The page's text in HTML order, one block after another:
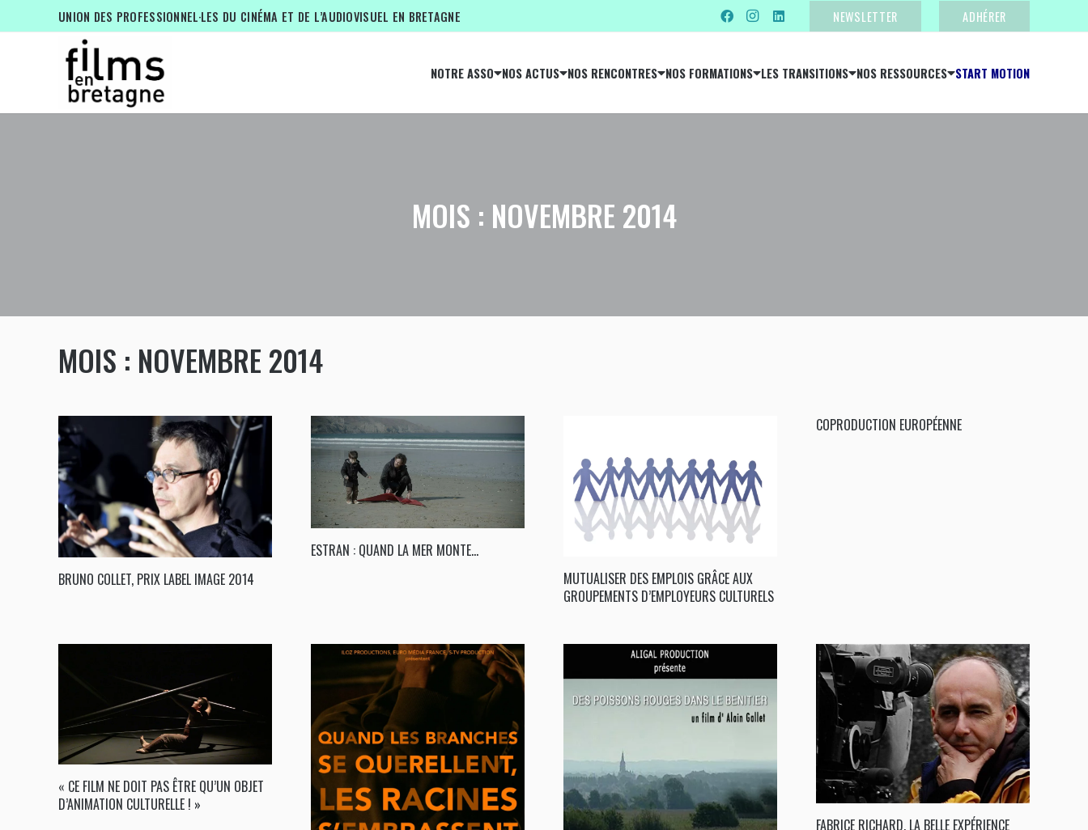
UNION DES PROFESSIONNEL·LES DU CINÉMA ET DE L’AUDIOVISUEL EN BRETAGNE NEWSLETTER ADHÉRER
NOTRE ASSO NOS ACTUS NOS RENCONTRES NOS FORMATIONS LES TRANSITIONS NOS RESSOURCES START MOTION
MOIS : NOVEMBRE 2014
MOIS : NOVEMBRE 2014
BRUNO COLLET, PRIX LABEL IMAGE 2014
ESTRAN : QUAND LA MER MONTE…
MUTUALISER DES EMPLOIS GRÂCE AUX
GROUPEMENTS D’EMPLOYEURS CULTURELS
COPRODUCTION EUROPÉENNE
« CE FILM NE DOIT PAS ÊTRE QU’UN OBJET
D’ANIMATION CULTURELLE ! »
FABRICE RICHARD, LA BELLE EXPÉRIENCE